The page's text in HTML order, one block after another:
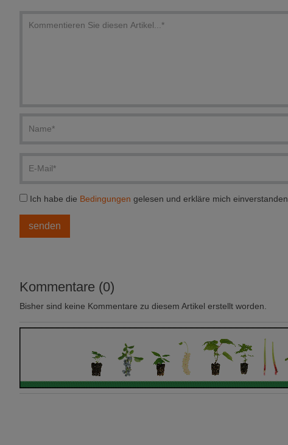
Ich habe die Bedingungen gelesen und erkläre mich einverstanden.
Kommentare (0)
Bisher sind keine Kommentare zu diesem Artikel erstellt worden.